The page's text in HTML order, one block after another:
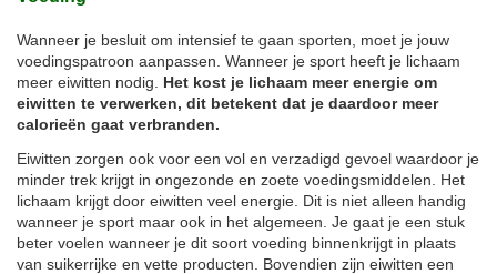
Wanneer je besluit om intensief te gaan sporten, moet je jouw
voedingspatroon aanpassen. Wanneer je sport heeft je lichaam
meer eiwitten nodig. Het kost je lichaam meer energie om
eiwitten te verwerken, dit betekent dat je daardoor meer
calorieën gaat verbranden.
Eiwitten zorgen ook voor een vol en verzadigd gevoel waardoor je
minder trek krijgt in ongezonde en zoete voedingsmiddelen. Het
lichaam krijgt door eiwitten veel energie. Dit is niet alleen handig
wanneer je sport maar ook in het algemeen. Je gaat je een stuk
beter voelen wanneer je dit soort voeding binnenkrijgt in plaats
van suikerrijke en vette producten. Bovendien zijn eiwitten een